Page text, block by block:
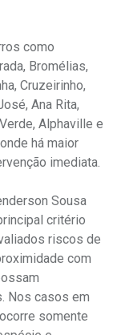
como
Bromélias,
Cruzeirinho,
Ana Rita,
Alphaville e
há maior
imediata.
Sousa
critério
riscos de
com
Nos casos em
somente